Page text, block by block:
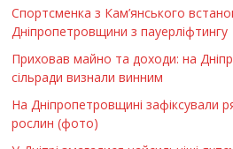
Спортсменка з Кам’янського
Дніпропетровщини з пауерліфтингу
Приховав майно та доходи: на
сільради визнали винним
На Дніпропетровщині зафіксували
рослин (фото)